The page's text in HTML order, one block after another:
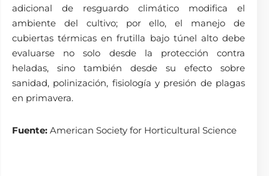
adicional de resguardo climático modifica el
ambiente del cultivo; por ello, el manejo de
cubiertas térmicas en frutilla bajo túnel alto debe
evaluarse no solo desde la protección contra
heladas, sino también desde su efecto sobre
sanidad, polinización, fisiología y presión de plagas
en primavera.
Fuente: American Society for Horticultural Science